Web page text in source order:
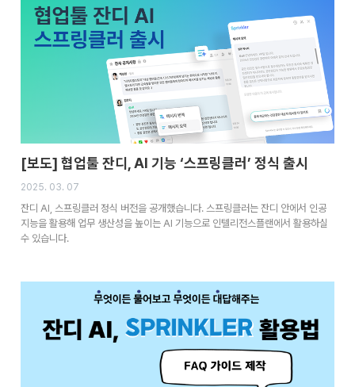
[보도] 협업툴 잔디, AI 기능 ‘스프링클러’ 정식 출시
2025. 03. 07
잔디 AI, 스프링클러 정식 버전을 공개했습니다. 스프링클러는 잔디 안에서 인공
지능을 활용해 업무 생산성을 높이는 AI 기능으로 인텔리전스플랜에서 활용하실
수 있습니다.